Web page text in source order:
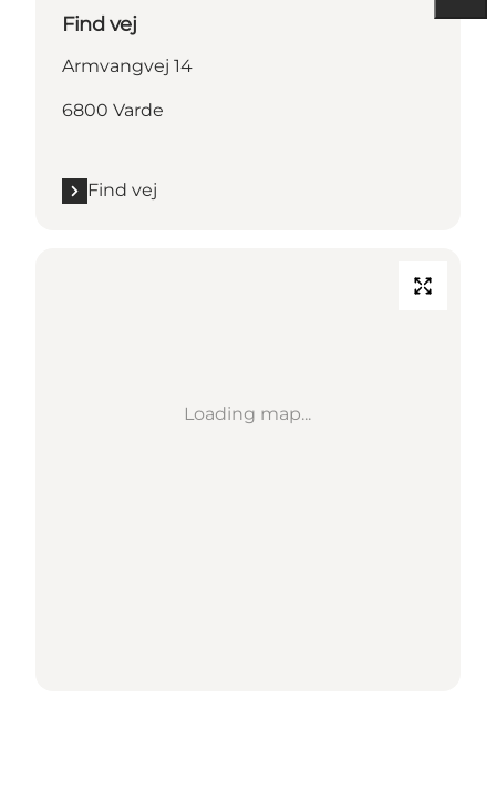
Find vej
Armvangvej 14
6800 Varde
Find vej
Loading map...